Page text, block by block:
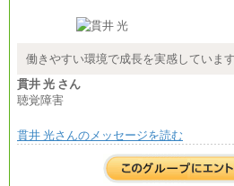
総合職 月給208,000～
※詳細はJTBキャリアサ
総合職 月給220,000～
整給
※詳細はJTBキャリアサ
働きやすい環境で成長を実感しています
貫井 光 さん
聴覚障害
貫井 光さんのメッセージを読む